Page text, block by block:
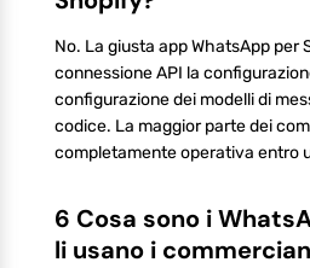
No. La giusta app WhatsApp per
connessione API la
configurazione dei modelli di
codice. La maggior parte dei
completamente operativa entro
6 Cosa sono i
li usano i